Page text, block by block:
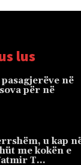
lus
në
për në
u kap
me kokën e
T…